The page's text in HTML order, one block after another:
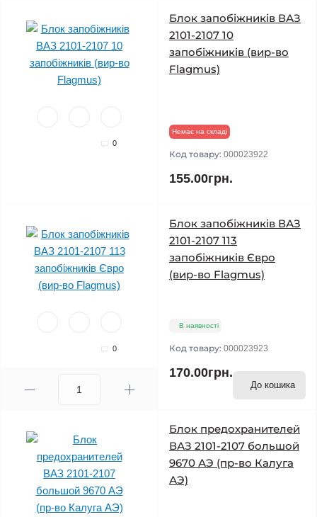
0
Блок запобіжників ВАЗ
2101-2107 10
запобіжників (вир-во
Flagmus)
Немає на складі
Код товару: 000023922
155.00грн.
0
Блок запобіжників ВАЗ
2101-2107 113
запобіжників Євро
(вир-во Flagmus)
В наявності
Код товару: 000023923
170.00грн.
До кошика
Блок предохранителей
ВАЗ 2101-2107 большой
9670 АЭ (пр-во Калуга
АЭ)